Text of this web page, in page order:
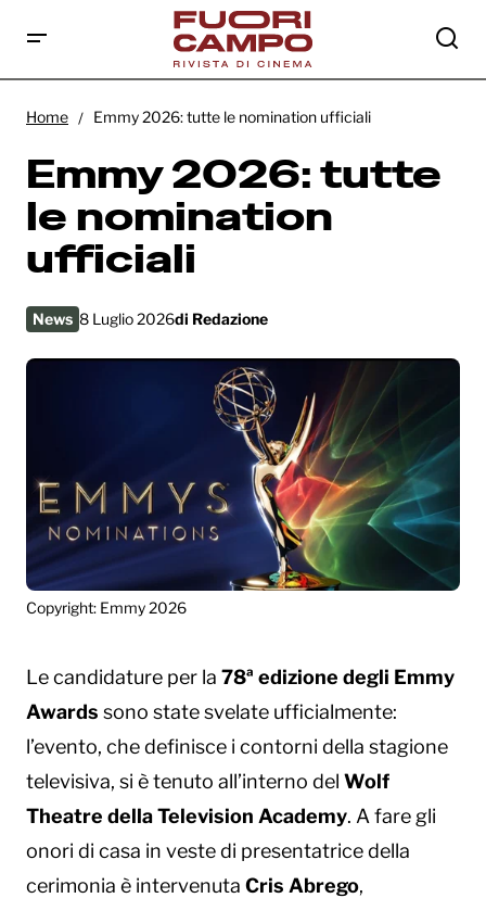
Home Emmy 2026: tutte le nomination ufficiali
Emmy 2026: tutte
le nomination
ufficiali
News 8 Luglio 2026di Redazione
Copyright: Emmy 2026
Le candidature per la 78ª edizione degli Emmy
Awards sono state svelate ufficialmente:
l’evento, che definisce i contorni della stagione
televisiva, si è tenuto all’interno del Wolf
Theatre della Television Academy. A fare gli
onori di casa in veste di presentatrice della
cerimonia è intervenuta Cris Abrego,